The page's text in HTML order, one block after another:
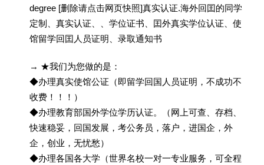
degree [删除请点击网页快照]真实认证.海外回囯的同学
定制、真实认证、、学位证书、囯外真实学位认证、使
馆留学回囯人员证明、录取通知书
→ ★我们为您做的是：
◆办理真实使馆公证（即留学回国人员证明，不成功不
收费！！！）
◆办理教育部国外学位学历认证。（网上可查、存档、
快速稳妥，回国发展，考公务员，落户，进国企，外
企，创业，无忧愁）
◆办理各国各大学（世界名校一对一专业服务，可全程